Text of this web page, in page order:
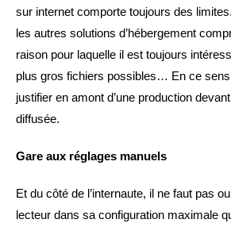
sur internet comporte toujours des
les autres solutions d’hébergement
raison pour laquelle il est toujours
plus gros fichiers possibles… En ce
justifier en amont d’une production
diffusée.
Gare aux réglages manuels
Et du côté de l’internaute, il ne faut pas
lecteur dans sa configuration maximale